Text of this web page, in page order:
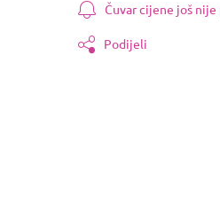
Čuvar cijene još
Podijeli